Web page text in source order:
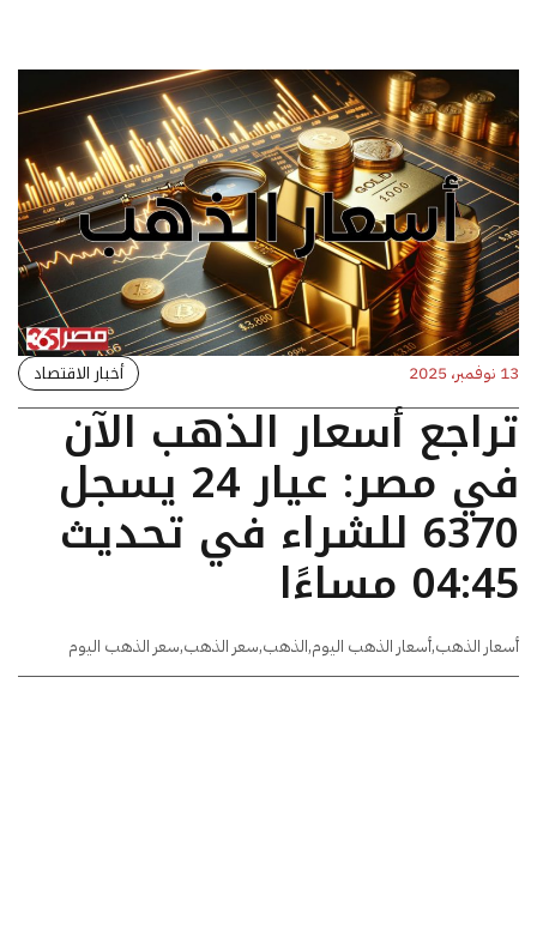
13 نوفمبر، 2025 أخبار الاقتصاد
تراجع أسعار الذهب الآن
في مصر: عيار 24 يسجل
6370 للشراء في تحديث
04:45 مساءًا
أسعار الذهب,أسعار الذهب اليوم,الذهب,سعر الذهب,سعر الذهب اليوم